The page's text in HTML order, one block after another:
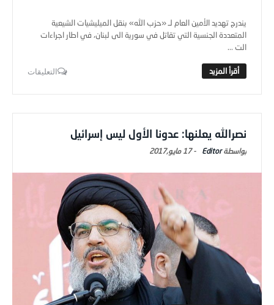
يندرج تهديد الأمين العام لـ «حزب الله» بنقل الميليشيات الشيعية
المتعددة الجنسية التي تقاتل في سورية الى لبنان، في اطار اجراءات
الت ...
التعليقات
نصرالله يعلنها: عدونا الأول ليس إسرائيل
Editor
-17 مايو,2017